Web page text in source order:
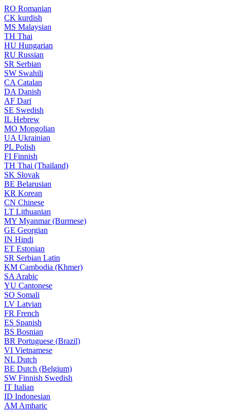
RO Romanian
CK kurdish
MS Malaysian
TH Thai
HU Hungarian
RU Russian
SR Serbian
SW Swahili
CA Catalan
DA Danish
AF Dari
SE Swedish
IL Hebrew
MO Mongolian
UA Ukrainian
PL Polish
FI Finnish
TH Thai (Thailand)
SK Slovak
BE Belarusian
KR Korean
CN Chinese
LT Lithuanian
MY Myanmar (Burmese)
GE Georgian
IN Hindi
ET Estonian
SR Serbian Latin
KM Cambodia (Khmer)
SA Arabic
YU Cantonese
SO Somali
LV Latvian
FR French
ES Spanish
BS Bosnian
BR Portuguese (Brazil)
VI Vietnamese
NL Dutch
BE Dutch (Belgium)
SW Finnish Swedish
IT Italian
ID Indonesian
AM Amharic